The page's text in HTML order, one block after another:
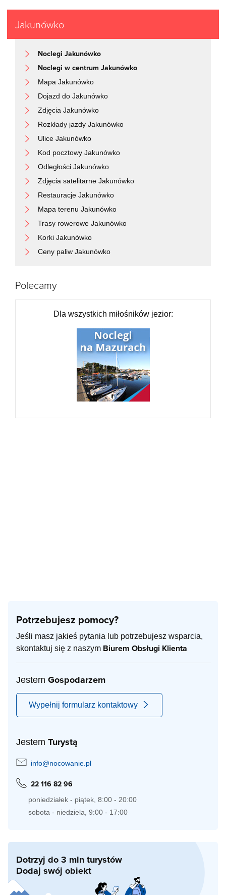
Jakunówko
Noclegi Jakunówko
Noclegi w centrum Jakunówko
Mapa Jakunówko
Dojazd do Jakunówko
Zdjęcia Jakunówko
Rozkłady jazdy Jakunówko
Ulice Jakunówko
Kod pocztowy Jakunówko
Odległości Jakunówko
Zdjęcia satelitarne Jakunówko
Restauracje Jakunówko
Mapa terenu Jakunówko
Trasy rowerowe Jakunówko
Korki Jakunówko
Ceny paliw Jakunówko
Polecamy
Dla wszystkich miłośników jezior:
Potrzebujesz pomocy?
Jeśli masz jakieś pytania lub potrzebujesz wsparcia,
skontaktuj się z naszym Biurem Obsługi Klienta
Jestem Gospodarzem
Wypełnij formularz kontaktowy
Jestem Turystą
info@nocowanie.pl
22 116 82 96
poniedziałek - piątek, 8:00 - 20:00
sobota - niedziela, 9:00 - 17:00
Dotrzyj do 3 mln turystów
Dodaj swój obiekt